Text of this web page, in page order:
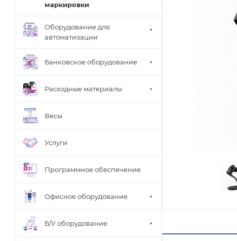
маркировки
Оборудование для
автоматизации
Банковское оборудование
Расходные материалы
Весы
Услуги
Программное обеспечение
Офисное оборудование
Б/У оборудование